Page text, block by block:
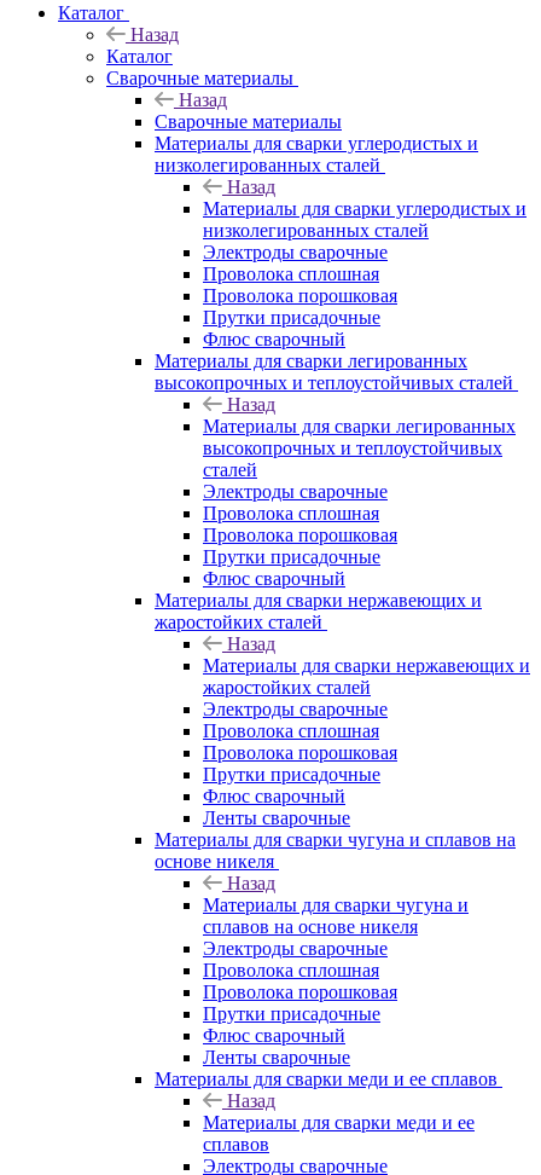
Каталог
Назад
Каталог
Сварочные материалы
Назад
Сварочные материалы
Материалы для сварки углеродистых и
низколегированных сталей
Назад
Материалы для сварки углеродистых и
низколегированных сталей
Электроды сварочные
Проволока сплошная
Проволока порошковая
Прутки присадочные
Флюс сварочный
Материалы для сварки легированных
высокопрочных и теплоустойчивых сталей
Назад
Материалы для сварки легированных
высокопрочных и теплоустойчивых
сталей
Электроды сварочные
Проволока сплошная
Проволока порошковая
Прутки присадочные
Флюс сварочный
Материалы для сварки нержавеющих и
жаростойких сталей
Назад
Материалы для сварки нержавеющих и
жаростойких сталей
Электроды сварочные
Проволока сплошная
Проволока порошковая
Прутки присадочные
Флюс сварочный
Ленты сварочные
Материалы для сварки чугуна и сплавов на
основе никеля
Назад
Материалы для сварки чугуна и
сплавов на основе никеля
Электроды сварочные
Проволока сплошная
Проволока порошковая
Прутки присадочные
Флюс сварочный
Ленты сварочные
Материалы для сварки меди и ее сплавов
Назад
Материалы для сварки меди и ее
сплавов
Электроды сварочные